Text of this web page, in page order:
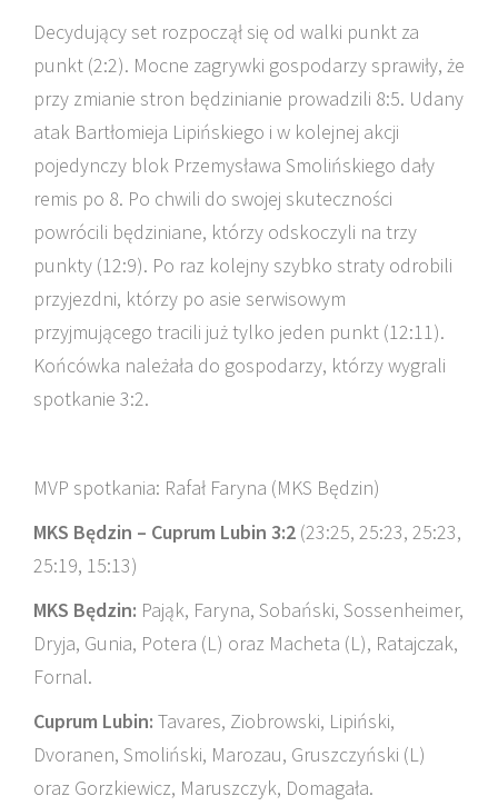
Decydujący set rozpoczął się od walki punkt za
punkt (2:2). Mocne zagrywki gospodarzy sprawiły, że
przy zmianie stron będzinianie prowadzili 8:5. Udany
atak Bartłomieja Lipińskiego i w kolejnej akcji
pojedynczy blok Przemysława Smolińskiego dały
remis po 8. Po chwili do swojej skuteczności
powrócili będziniane, którzy odskoczyli na trzy
punkty (12:9). Po raz kolejny szybko straty odrobili
przyjezdni, którzy po asie serwisowym
przyjmującego tracili już tylko jeden punkt (12:11).
Końcówka należała do gospodarzy, którzy wygrali
spotkanie 3:2.
MVP spotkania: Rafał Faryna (MKS Będzin)
MKS Będzin – Cuprum Lubin 3:2 (23:25, 25:23, 25:23,
25:19, 15:13)
MKS Będzin: Pająk, Faryna, Sobański, Sossenheimer,
Dryja, Gunia, Potera (L) oraz Macheta (L), Ratajczak,
Fornal.
Cuprum Lubin: Tavares, Ziobrowski, Lipiński,
Dvoranen, Smoliński, Marozau, Gruszczyński (L)
oraz Gorzkiewicz, Maruszczyk, Domagała.